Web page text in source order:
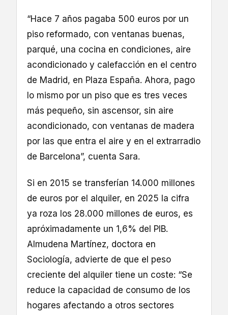
“Hace 7 años pagaba 500 euros por un
piso reformado, con ventanas buenas,
parqué, una cocina en condiciones, aire
acondicionado y calefacción en el centro
de Madrid, en Plaza España. Ahora, pago
lo mismo por un piso que es tres veces
más pequeño, sin ascensor, sin aire
acondicionado, con ventanas de madera
por las que entra el aire y en el extrarradio
de Barcelona”, cuenta Sara.
Si en 2015 se transferían 14.000 millones
de euros por el alquiler, en 2025 la cifra
ya roza los 28.000 millones de euros, es
apróximadamente un 1,6% del PIB.
Almudena Martínez, doctora en
Sociología, advierte de que el peso
creciente del alquiler tiene un coste: “Se
reduce la capacidad de consumo de los
hogares afectando a otros sectores